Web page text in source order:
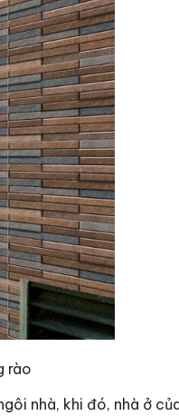
rào
nhà, khi đó, nhà ở